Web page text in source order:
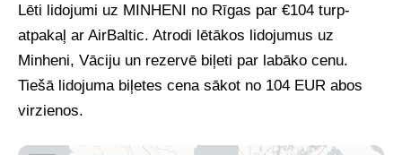
Lēti lidojumi uz MINHENI no Rīgas par €104 turp-
atpakaļ ar AirBaltic. Atrodi lētākos lidojumus uz
Minheni, Vāciju un rezervē biļeti par labāko cenu.
Tiešā lidojuma biļetes cena sākot no 104 EUR abos
virzienos.